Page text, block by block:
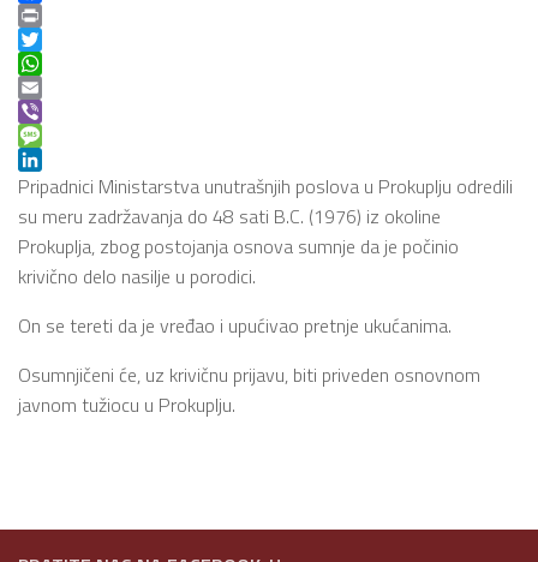
Facebook
Print
Twitter
WhatsApp
Email
Viber
Message
LinkedIn
Pripadnici Ministarstva unutrašnjih poslova u Prokuplju odredili
su meru zadržavanja do 48 sati B.C. (1976) iz okoline
Prokuplja, zbog postojanja osnova sumnje da je počinio
krivično delo nasilje u porodici.
On se tereti da je vređao i upućivao pretnje ukućanima.
Osumnjičeni će, uz krivičnu prijavu, biti priveden osnovnom
javnom tužiocu u Prokuplju.